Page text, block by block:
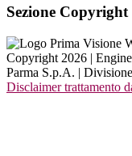
Sezione Copyright
Copyright 2026 |
Parma S.p.A. |
Disclaimer trattamento